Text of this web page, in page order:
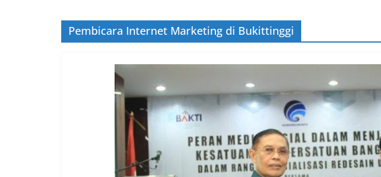
Pembicara Internet Marketing di Bukittinggi